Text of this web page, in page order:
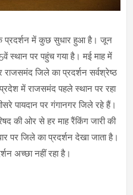
के प्रदर्शन में कुछ सुधार हुआ है। जून
स्थान पर पहुंच गया है। मई माह में
राजसमंद जिले का प्रदर्शन सर्वश्रेष्ठ
में राजसमंद पहले स्थान पर रहा
पायदान पर गंगानगर जिले रहे हैं।
की ओर से हर माह रैंकिंग जारी की
पर जिले का प्रदर्शन देखा जाता है।
अच्छा नहीं रहा है।